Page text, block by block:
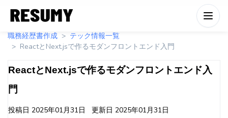
職務経歴書作成
テック情報一覧
ReactとNext.jsで作るモダンフロントエンド入門
ReactとNext.jsで作るモダンフロントエンド入
門
投稿日 2025年01月31日 更新日 2025年01月31日